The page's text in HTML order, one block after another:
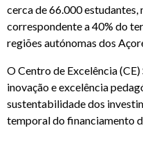
cerca de 66.000 estudantes,
correspondente a 40% do
regiões autónomas dos
O Centro de Excelência
inovação e excelência
sustentabilidade dos
temporal do financiamento